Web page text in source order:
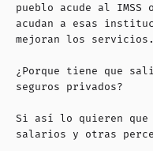
pueblo acude al IMSS
acudan a esas
mejoran los servicios.
¿Porque tiene que
seguros privados?
Si así lo quieren que
salarios y otras